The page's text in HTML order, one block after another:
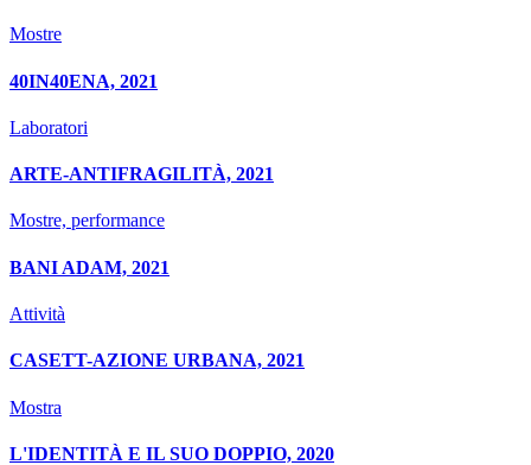
Mostre
40IN40ENA, 2021
Laboratori
ARTE-ANTIFRAGILITÀ, 2021
Mostre, performance
BANI ADAM, 2021
Attività
CASETT-AZIONE URBANA, 2021
Mostra
L'IDENTITÀ E IL SUO DOPPIO, 2020